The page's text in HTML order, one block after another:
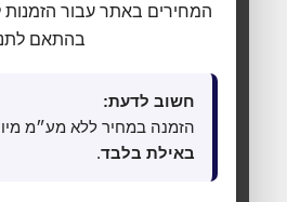
🍪 אנחנו משתמשים
שלך
התאמת תכנים ופרסום ממוקד.
מסכים לכל הקטגוריות כמפורט ב
לשנות העדפות בכל עת דרך
המחירים באתר עבור הזמנות
בהתאם לתנאי
חשוב לדעת:
הזמנה במחיר ללא מע״מ
באילת בלבד.